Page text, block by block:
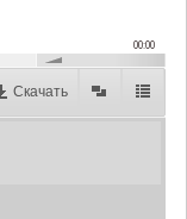
00:00
Скачать